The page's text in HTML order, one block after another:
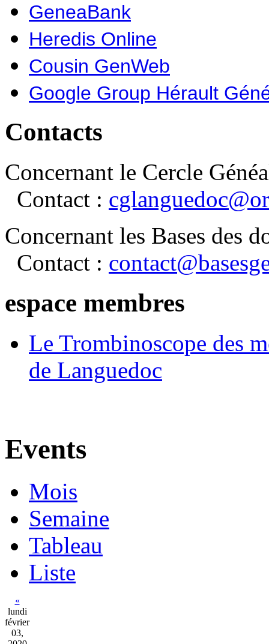
GeneaBank
Heredis Online
Cousin GenWeb
Google Group Hérault
Contacts
Concernant le Cercle
Contact :
Concernant les Bases des
Contact :
espace membres
Le Trombinoscope des
de Languedoc
Events
Mois
Semaine
Tableau
Liste
«
lundi
février
03,